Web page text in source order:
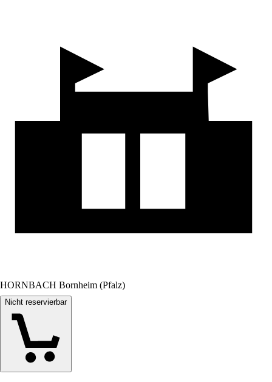
HORNBACH Bornheim (Pfalz)
Nicht reservierbar